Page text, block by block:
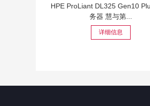
HPE ProLiant DL325 Gen10
务器 慧与第...
详细信息